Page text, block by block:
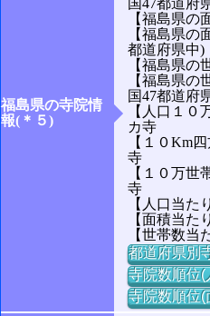
福島県の寺院情
報(＊５)
国47都道府
【福島県の
【福島県の
都道府県中)
【福島県の
【福島県の
国47都道府
【人口１０
カ寺
【１０Km
寺
【１０万世
寺
【人口当た
【面積当た
【世帯数当
都道府県別
寺院数順位(
寺院数順位(